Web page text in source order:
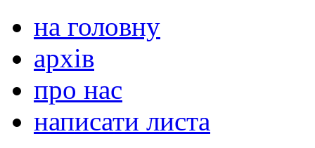
на головну
архів
про нас
написати листа